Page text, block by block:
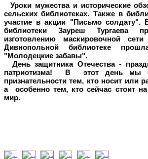
Уроки мужества и исторические
сельских библиотеках. Также в
участие в акции "Письмо солдату".
библиотеки Зауреш Тургаева
изготовлению маскировочной
Дивнопольной библиотеке
"Молодецкие забавы".
День защитника Отечества -
патриотизма! В этот день мы
признательности тем, кто носит или
а особенно тем, кто сейчас стоит
мир.